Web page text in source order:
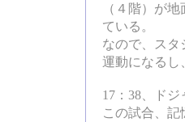
（４階）が
ている。
なので、スタ
運動になるし
17：38、ド
この試合、